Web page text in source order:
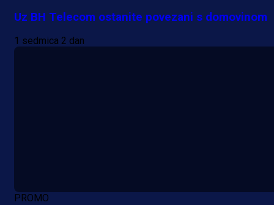
Uz BH Telecom ostanite povezani s domovinom
1 sedmica 2 dan
PROMO